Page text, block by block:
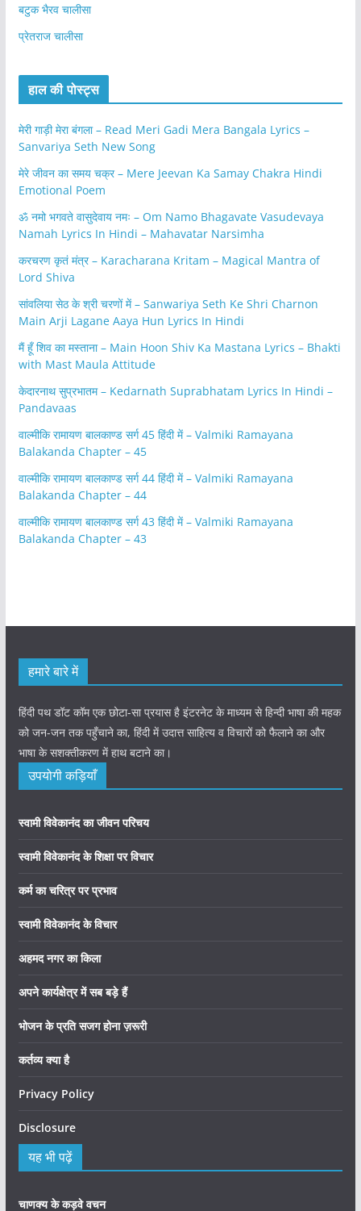
बटुक भैरव चालीसा
प्रेतराज चालीसा
हाल की पोस्ट्स
मेरी गाड़ी मेरा बंगला – Read Meri Gadi Mera Bangala Lyrics –
Sanvariya Seth New Song
मेरे जीवन का समय चक्र – Mere Jeevan Ka Samay Chakra Hindi
Emotional Poem
ॐ नमो भगवते वासुदेवाय नमः – Om Namo Bhagavate Vasudevaya
Namah Lyrics In Hindi – Mahavatar Narsimha
करचरण कृतं मंत्र – Karacharana Kritam – Magical Mantra of
Lord Shiva
सांवलिया सेठ के श्री चरणों में – Sanwariya Seth Ke Shri Charnon
Main Arji Lagane Aaya Hun Lyrics In Hindi
मैं हूँ शिव का मस्ताना – Main Hoon Shiv Ka Mastana Lyrics – Bhakti
with Mast Maula Attitude
केदारनाथ सुप्रभातम – Kedarnath Suprabhatam Lyrics In Hindi –
Pandavaas
वाल्मीकि रामायण बालकाण्ड सर्ग 45 हिंदी में – Valmiki Ramayana
Balakanda Chapter – 45
वाल्मीकि रामायण बालकाण्ड सर्ग 44 हिंदी में – Valmiki Ramayana
Balakanda Chapter – 44
वाल्मीकि रामायण बालकाण्ड सर्ग 43 हिंदी में – Valmiki Ramayana
Balakanda Chapter – 43
हमारे बारे में
हिंदी पथ डॉट कॉम एक छोटा-सा प्रयास है इंटरनेट के माध्यम से हिन्दी भाषा की महक
को जन-जन तक पहुँचाने का, हिंदी में उदात्त साहित्य व विचारों को फैलाने का और
भाषा के सशक्तीकरण में हाथ बटाने का।
उपयोगी कड़ियाँ
स्वामी विवेकानंद का जीवन परिचय
स्वामी विवेकानंद के शिक्षा पर विचार
कर्म का चरित्र पर प्रभाव
स्वामी विवेकानंद के विचार
अहमद नगर का किला
अपने कार्यक्षेत्र में सब बड़े हैं
भोजन के प्रति सजग होना ज़रूरी
कर्तव्य क्या है
Privacy Policy
Disclosure
यह भी पढ़ें
चाणक्य के कड़वे वचन